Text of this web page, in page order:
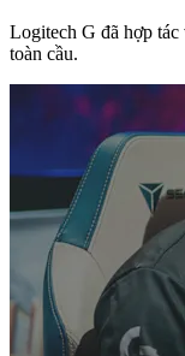
Logitech G đã hợp
toàn cầu.